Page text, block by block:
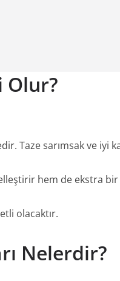
Olur?
Taze sarımsak ve iyi
hem de ekstra
olacaktır.
Nelerdir?